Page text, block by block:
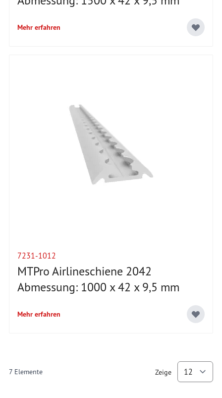
Mehr erfahren
7231-1012
MTPro Airlineschiene 2042
Abmessung: 1000 x 42 x 9,5 mm
Mehr erfahren
7Elemente Zeige